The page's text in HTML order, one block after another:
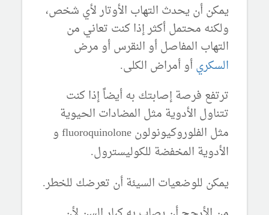
يمكن أن يحدث التهاب الأوتار لأي شخص،
ولكنه محتمل أكثر إذا كنت تعاني من
التهاب المفاصل أو النقرس أو مرض
السكريأو أمراض الكلى.
ترتفع فرصة إصابتك به أيضاً إذا كنت
تتناول الأدوية مثل المضادات الحيوية
مثل الفلوروكيونولونfluoroquinolone و
الأدوية المخفضة للكوليسترول.
يمكن للوضعيات السيئة أن تعرضك للخطر.